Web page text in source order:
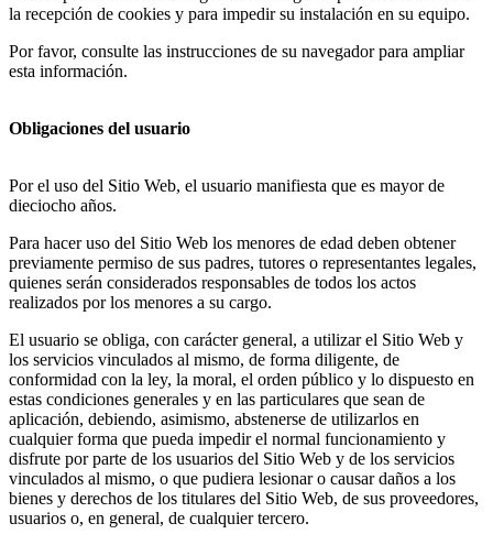
la recepción de cookies y para impedir su instalación en su equipo.
Por favor, consulte las instrucciones de su navegador para ampliar
esta información.
Obligaciones del usuario
Por el uso del Sitio Web, el usuario manifiesta que es mayor de
dieciocho años.
Para hacer uso del Sitio Web los menores de edad deben obtener
previamente permiso de sus padres, tutores o representantes legales,
quienes serán considerados responsables de todos los actos
realizados por los menores a su cargo.
El usuario se obliga, con carácter general, a utilizar el Sitio Web y
los servicios vinculados al mismo, de forma diligente, de
conformidad con la ley, la moral, el orden público y lo dispuesto en
estas condiciones generales y en las particulares que sean de
aplicación, debiendo, asimismo, abstenerse de utilizarlos en
cualquier forma que pueda impedir el normal funcionamiento y
disfrute por parte de los usuarios del Sitio Web y de los servicios
vinculados al mismo, o que pudiera lesionar o causar daños a los
bienes y derechos de los titulares del Sitio Web, de sus proveedores,
usuarios o, en general, de cualquier tercero.